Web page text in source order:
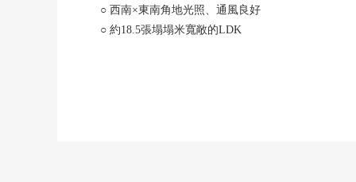
○ 西南×東南角地光照、通風良好
○ 約18.5張塌塌米寬敞的LDK